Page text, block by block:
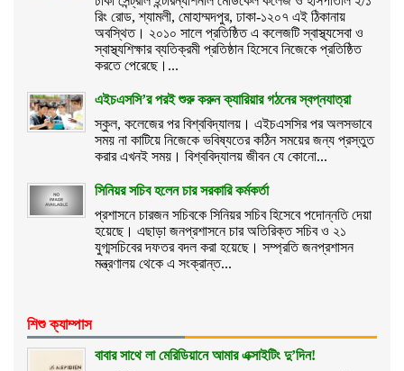
রিং রোড, শ্যামলী, মোহাম্মদপুর, ঢাকা-১২০৭ এই ঠিকানায়
অবস্থিত। ২০১০ সালে প্রতিষ্ঠিত এ কলেজটি স্বাস্থ্যসেবা ও
স্বাস্থ্যশিক্ষার ব্যতিক্রমী প্রতিষ্ঠান হিসেবে নিজেকে প্রতিষ্ঠিত
করতে পেরেছে।...
এইচএসসি’র পরই শুরু করুন ক্যারিয়ার গঠনের স্বপ্নযাত্রা
স্কুল, কলেজের পর বিশ্ববিদ্যালয়। এইচএসসির পর অলসভাবে
সময় না কাটিয়ে নিজেকে ভবিষ্যতের কঠিন সময়ের জন্য প্রস্তুত
করার এখনই সময়। বিশ্ববিদ্যালয় জীবন যে কোনো...
সিনিয়র সচিব হলেন চার সরকারি কর্মকর্তা
প্রশাসনে চারজন সচিবকে সিনিয়র সচিব হিসেবে পদোন্নতি দেয়া
হয়েছে। এছাড়া জনপ্রশাসনে চার অতিরিক্ত সচিব ও ২১
যুগ্মসচিবের দফতর বদল করা হয়েছে। সম্প্রতি জনপ্রশাসন
মন্ত্রণালয় থেকে এ সংক্রান্ত...
শিশু ক্যাম্পাস
বাবার সাথে লা মেরিডিয়ানে আমার এক্সাইটিং দু’দিন!